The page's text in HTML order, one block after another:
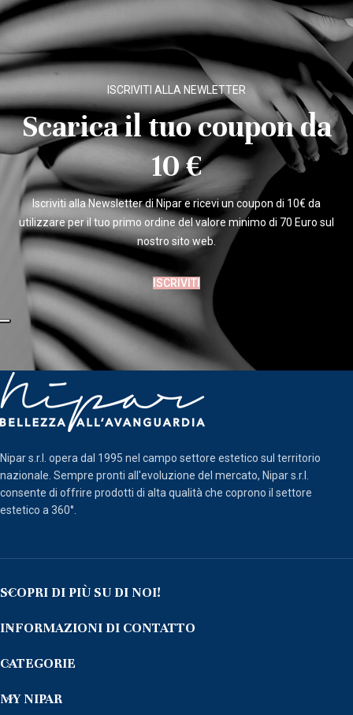
ISCRIVITI ALLA NEWLETTER
Scarica il tuo coupon da
10 €
Iscriviti alla Newsletter di Nipar e ricevi un coupon di 10€ da
utilizzare per il tuo primo ordine del valore minimo di 70 Euro sul
nostro sito web.
ISCRIVITI
Nipar s.r.l. opera dal 1995 nel campo settore estetico sul territorio
nazionale. Sempre pronti all'evoluzione del mercato, Nipar s.r.l.
consente di offrire prodotti di alta qualità che coprono il settore
estetico a 360°.
SCOPRI DI PIÙ SU DI NOI!
INFORMAZIONI DI CONTATTO
CATEGORIE
MY NIPAR